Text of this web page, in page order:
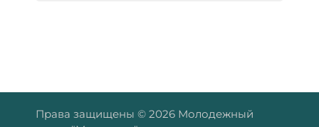
Права защищены © 2026 Молодежный